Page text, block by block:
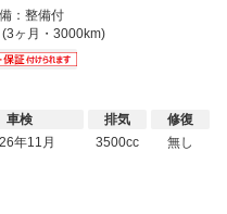
：整備付
ヶ月・3000km)
車検
年11月
排気
3500cc
修復
無し